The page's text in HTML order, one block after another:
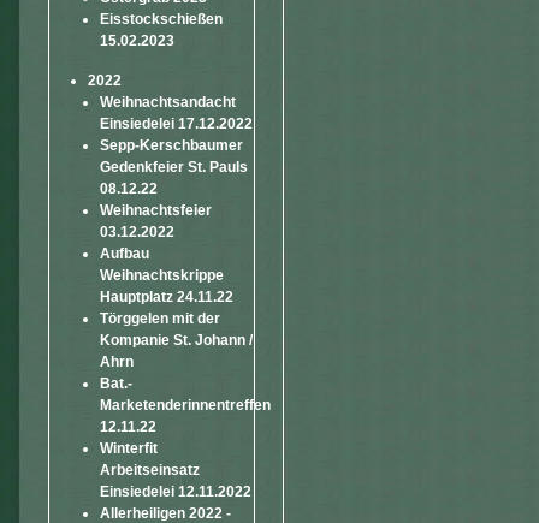
Eisstockschießen
15.02.2023
2022
Weihnachtsandacht
Einsiedelei 17.12.2022
Sepp-Kerschbaumer
Gedenkfeier St. Pauls
08.12.22
Weihnachtsfeier
03.12.2022
Aufbau
Weihnachtskrippe
Hauptplatz 24.11.22
Törggelen mit der
Kompanie St. Johann /
Ahrn
Bat.-
Marketenderinnentreffen
12.11.22
Winterfit
Arbeitseinsatz
Einsiedelei 12.11.2022
Allerheiligen 2022 -